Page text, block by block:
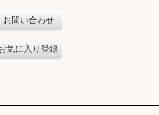
お問い合わせ
気に入り登録